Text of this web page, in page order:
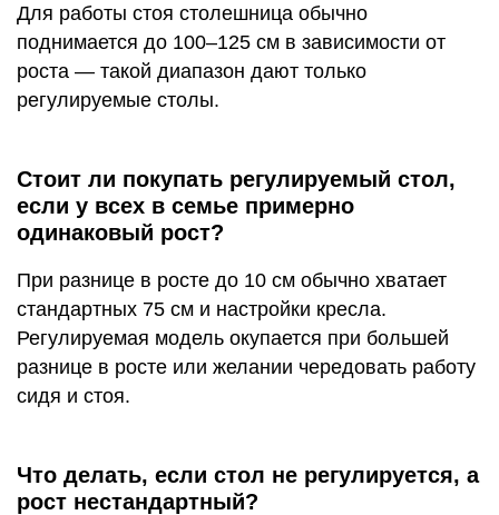
Для работы стоя столешница обычно
поднимается до 100–125 см в зависимости от
роста — такой диапазон дают только
регулируемые столы.
Стоит ли покупать регулируемый стол,
если у всех в семье примерно
одинаковый рост?
При разнице в росте до 10 см обычно хватает
стандартных 75 см и настройки кресла.
Регулируемая модель окупается при большей
разнице в росте или желании чередовать работу
сидя и стоя.
Что делать, если стол не регулируется, а
рост нестандартный?